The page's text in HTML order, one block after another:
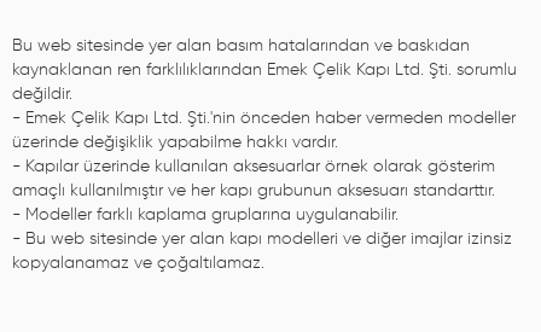
Bu web sitesinde yer alan basım hatalarından ve baskıdan
kaynaklanan ren farklılıklarından Emek Çelik Kapı Ltd. Şti. sorumlu
değildir.
- Emek Çelik Kapı Ltd. Şti.'nin önceden haber vermeden modeller
üzerinde değişiklik yapabilme hakkı vardır.
- Kapılar üzerinde kullanılan aksesuarlar örnek olarak gösterim
amaçlı kullanılmıştır ve her kapı grubunun aksesuarı standarttır.
- Modeller farklı kaplama gruplarına uygulanabilir.
- Bu web sitesinde yer alan kapı modelleri ve diğer imajlar izinsiz
kopyalanamaz ve çoğaltılamaz.